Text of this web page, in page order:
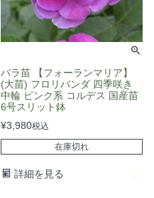
バラ苗 【フォーランマリア】
(大苗) フロリバンダ 四季咲き
中輪 ピンク系 コルデス 国産苗
6号スリット鉢
¥3,980税込
在庫切れ
詳細を見る